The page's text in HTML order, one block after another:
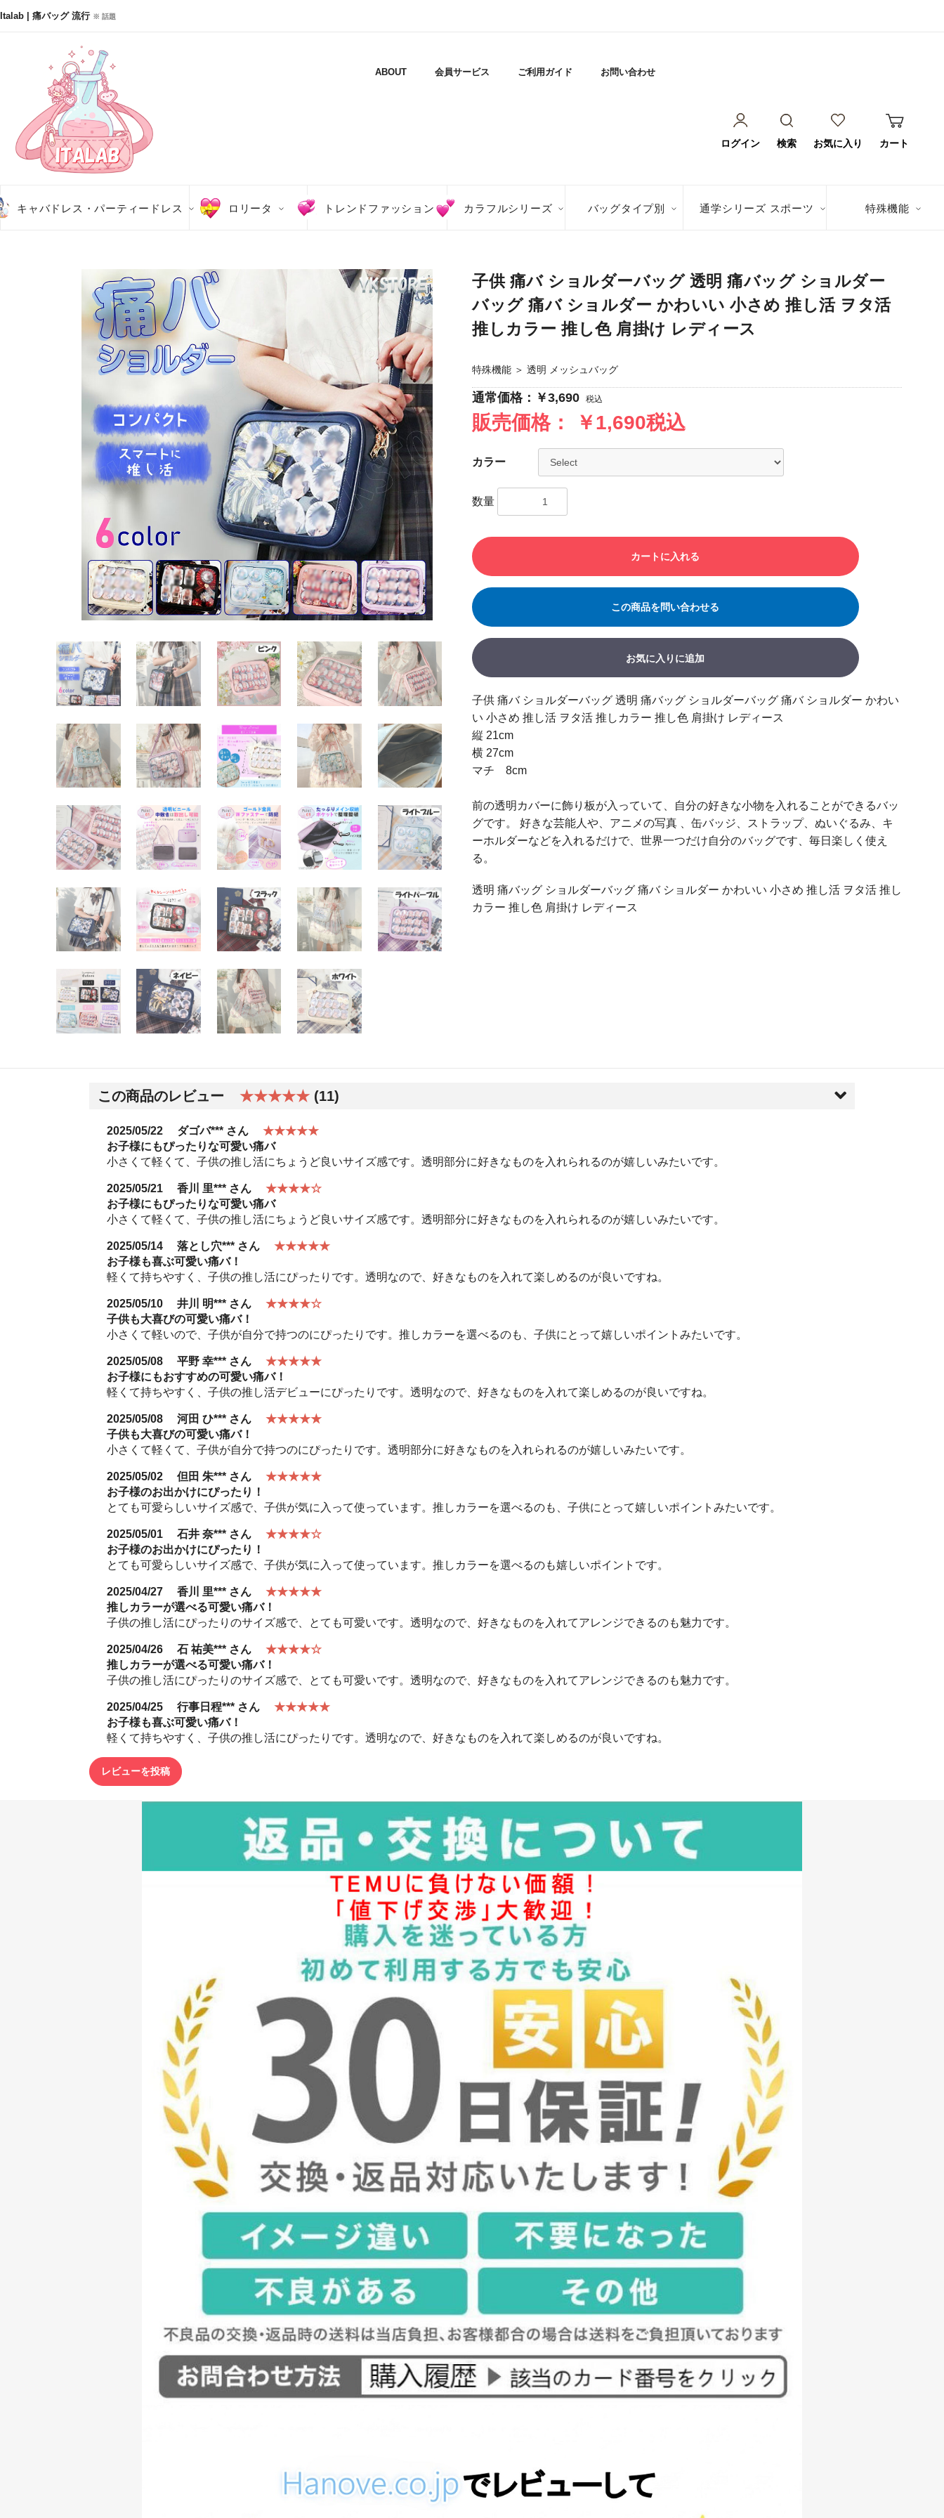
Italab | 痛バッグ 流行 ※ 話題
ABOUT 会員サービス ご利用ガイド お問い合わせ
ログイン 検索 お気に入り カート
キャバドレス・パーティードレス ロリータ トレンドファッション カラフルシリーズ バッグタイプ別 通学シリーズ スポーツ 特殊機能
子供 痛バ ショルダーバッグ 透明 痛バッグ ショルダー
バッグ 痛バ ショルダー かわいい 小さめ 推し活 ヲタ活
推しカラー 推し色 肩掛け レディース
特殊機能 ＞ 透明 メッシュバッグ
通常価格：￥3,690 税込
販売価格： ￥1,690税込
カラー
数量
カートに入れる
この商品を問い合わせる
お気に入りに追加
子供 痛バ ショルダーバッグ 透明 痛バッグ ショルダーバッグ 痛バ ショルダー かわい
い 小さめ 推し活 ヲタ活 推しカラー 推し色 肩掛け レディース
縦 21cm
横 27cm
マチ 8cm
前の透明カバーに飾り板が入っていて、自分の好きな小物を入れることができるバッ
グです。 好きな芸能人や、アニメの写真 、缶バッジ、ストラップ、ぬいぐるみ、キ
ーホルダーなどを入れるだけで、世界一つだけ自分のバッグです、毎日楽しく使え
る。
透明 痛バッグ ショルダーバッグ 痛バ ショルダー かわいい 小さめ 推し活 ヲタ活 推し
カラー 推し色 肩掛け レディース
この商品のレビュー ★★★★★ (11)
2025/05/22 ダゴバ*** さん
★★★★★
お子様にもぴったりな可愛い痛バ
小さくて軽くて、子供の推し活にちょうど良いサイズ感です。透明部分に好きなものを入れられるのが嬉しいみたいです。
2025/05/21 香川 里*** さん
★★★★☆
お子様にもぴったりな可愛い痛バ
小さくて軽くて、子供の推し活にちょうど良いサイズ感です。透明部分に好きなものを入れられるのが嬉しいみたいです。
2025/05/14 落とし穴*** さん
★★★★★
お子様も喜ぶ可愛い痛バ！
軽くて持ちやすく、子供の推し活にぴったりです。透明なので、好きなものを入れて楽しめるのが良いですね。
2025/05/10 井川 明*** さん
★★★★☆
子供も大喜びの可愛い痛バ！
小さくて軽いので、子供が自分で持つのにぴったりです。推しカラーを選べるのも、子供にとって嬉しいポイントみたいです。
2025/05/08 平野 幸*** さん
★★★★★
お子様にもおすすめの可愛い痛バ！
軽くて持ちやすく、子供の推し活デビューにぴったりです。透明なので、好きなものを入れて楽しめるのが良いですね。
2025/05/08 河田 ひ*** さん
★★★★★
子供も大喜びの可愛い痛バ！
小さくて軽くて、子供が自分で持つのにぴったりです。透明部分に好きなものを入れられるのが嬉しいみたいです。
2025/05/02 但田 朱*** さん
★★★★★
お子様のお出かけにぴったり！
とても可愛らしいサイズ感で、子供が気に入って使っています。推しカラーを選べるのも、子供にとって嬉しいポイントみたいです。
2025/05/01 石井 奈*** さん
★★★★☆
お子様のお出かけにぴったり！
とても可愛らしいサイズ感で、子供が気に入って使っています。推しカラーを選べるのも嬉しいポイントです。
2025/04/27 香川 里*** さん
★★★★★
推しカラーが選べる可愛い痛バ！
子供の推し活にぴったりのサイズ感で、とても可愛いです。透明なので、好きなものを入れてアレンジできるのも魅力です。
2025/04/26 石 祐美*** さん
★★★★☆
推しカラーが選べる可愛い痛バ！
子供の推し活にぴったりのサイズ感で、とても可愛いです。透明なので、好きなものを入れてアレンジできるのも魅力です。
2025/04/25 行事日程*** さん
★★★★★
お子様も喜ぶ可愛い痛バ！
軽くて持ちやすく、子供の推し活にぴったりです。透明なので、好きなものを入れて楽しめるのが良いですね。
レビューを投稿